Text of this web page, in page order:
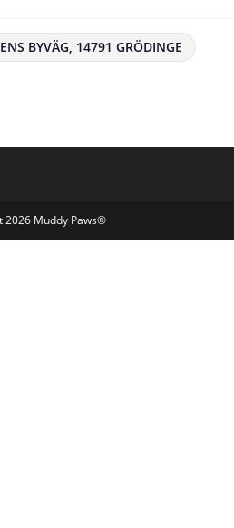
BYVÄG, 14791 GRÖDINGE
2026 Muddy Paws®